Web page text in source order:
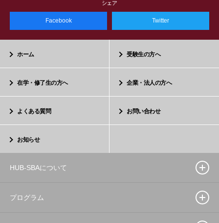
Facebook Twitter
ホーム 受験生の方へ
在学・修了生の方へ 企業・法人の方へ
よくある質問 お問い合わせ
お知らせ
HUB-SBAについて
プログラム